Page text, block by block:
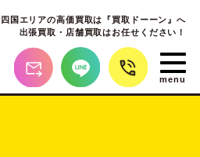
国エリアの高価買取は『買取ドーーン』へ
出張買取・店舗買取はお任せください！